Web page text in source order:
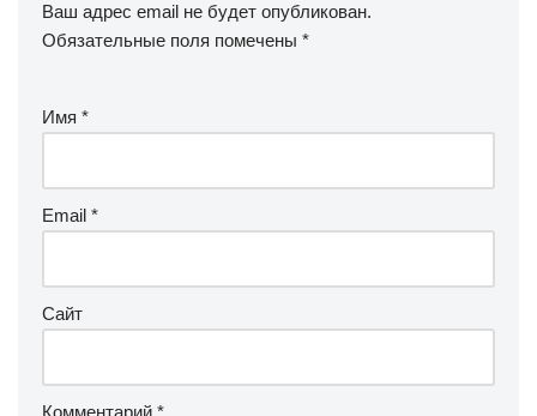
Ваш адрес email не будет опубликован.
Обязательные поля помечены *
Имя *
Email *
Сайт